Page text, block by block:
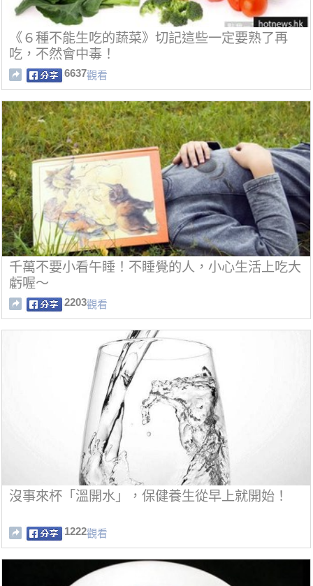
《６種不能生吃的蔬菜》切記這些一定要熟了再
吃，不然會中毒！
6637觀看
千萬不要小看午睡！不睡覺的人，小心生活上吃大
虧喔～
2203觀看
沒事來杯「溫開水」，保健養生從早上就開始！
1222觀看